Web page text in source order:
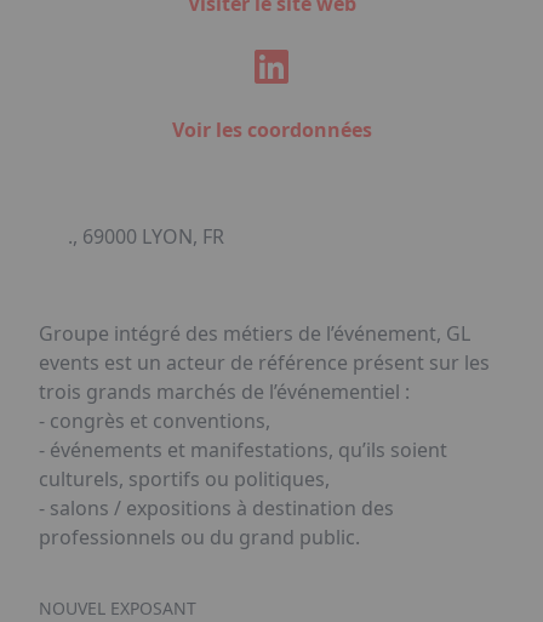
Voir les coordonnées
., 69000 LYON, FR
Groupe intégré des métiers de l’événement, GL
events est un acteur de référence présent sur les
trois grands marchés de l’événementiel :
- congrès et conventions,
- événements et manifestations, qu’ils soient
culturels, sportifs ou politiques,
- salons / expositions à destination des
professionnels ou du grand public.
NOUVEL EXPOSANT